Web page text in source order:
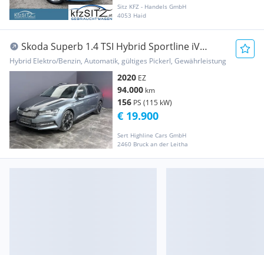
Sitz KFZ - Handels GmbH
4053 Haid
Skoda Superb 1.4 TSI Hybrid Sportline iV
(EURO 6d)
Hybrid Elektro/Benzin, Automatik, gültiges Pickerl, Gewährleistung
2020 EZ
94.000 km
156 PS (115 kW)
Sert Highline Cars GmbH
2460 Bruck an der Leitha
€ 19.900